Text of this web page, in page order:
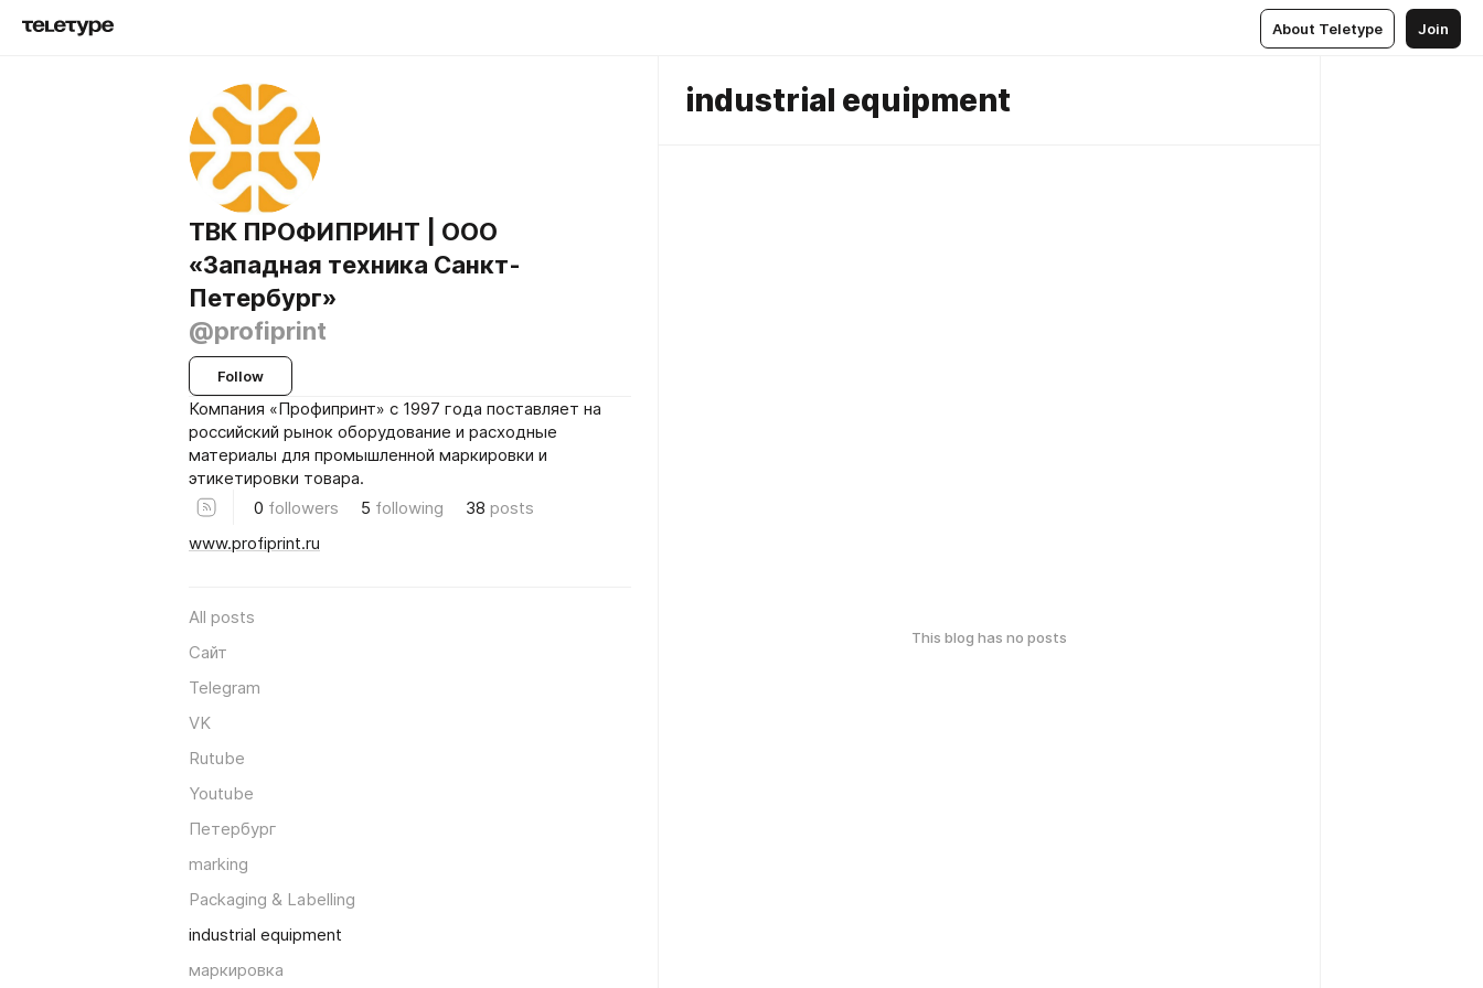
About Teletype Join
ТВК ПРОФИПРИНТ | ООО
«Западная техника Санкт-
Петербург»
@profiprint
Follow
Компания «Профипринт» с 1997 года поставляет на
российский рынок оборудование и расходные
материалы для промышленной маркировки и
этикетировки товара.
0 followers 5 following 38 posts
www.profiprint.ru
All posts
Сайт
Telegram
VK
Rutube
Youtube
Петербург
marking
Packaging & Labelling
industrial equipment
маркировка
industrial equipment
This blog has no posts